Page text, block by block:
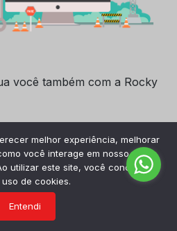
você também com a Rocky
melhor experiência, melhorar
você interage em nosso site e
utilizar este site, você concorda
de cookies.
Entendi